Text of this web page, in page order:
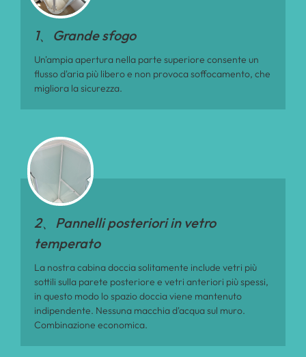
1、Grande sfogo
Un'ampia apertura nella parte superiore consente un
flusso d'aria più libero e non provoca soffocamento, che
migliora la sicurezza.
2、Pannelli posteriori in vetro
temperato
La nostra cabina doccia solitamente include vetri più
sottili sulla parete posteriore e vetri anteriori più spessi,
in questo modo lo spazio doccia viene mantenuto
indipendente. Nessuna macchia d'acqua sul muro.
Combinazione economica.